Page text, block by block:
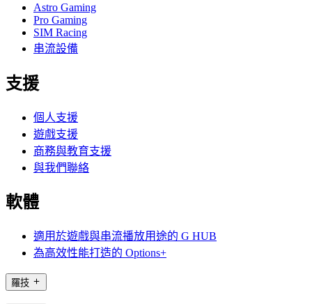
Astro Gaming
Pro Gaming
SIM Racing
串流設備
支援
個人支援
遊戲支援
商務與教育支援
與我們聯絡
軟體
適用於遊戲與串流播放用途的 G HUB
為高效性能打造的 Options+
羅技